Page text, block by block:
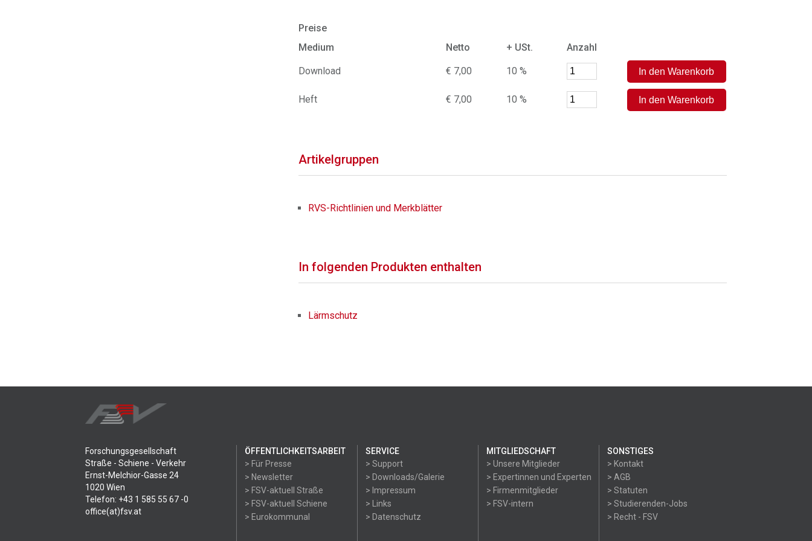
Preise
Medium
Netto + USt. Anzahl
Download € 7,00 10 %
Heft € 7,00 10 %
Artikelgruppen
RVS-Richtlinien und Merkblätter
In folgenden Produkten enthalten
Lärmschutz
Forschungsgesellschaft
Straße - Schiene - Verkehr
Ernst-Melchior-Gasse 24
1020 Wien
Telefon: +43 1 585 55 67 -0
office(at)fsv.at
ÖFFENTLICHKEITSARBEIT
> Für Presse
> Newsletter
> FSV-aktuell Straße
> FSV-aktuell Schiene
> Eurokommunal
SERVICE
> Support
> Downloads/Galerie
> Impressum
> Links
> Datenschutz
MITGLIEDSCHAFT
> Unsere Mitglieder
> Expertinnen und Experten
> Firmenmitglieder
> FSV-intern
SONSTIGES
> Kontakt
> AGB
> Statuten
> Studierenden-Jobs
> Recht - FSV